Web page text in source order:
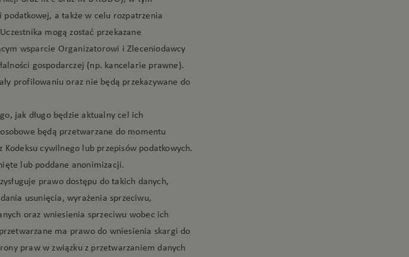
a także w celu rozpatrzenia
mogą zostać przekazane
wsparcie Organizatorowi i Zleceniodawcy
gospodarczej (np. kancelarie prawne).
profilowaniu oraz nie będą przekazywane do
jak długo będzie aktualny cel ich
będą przetwarzane do momentu
cywilnego lub przepisów podatkowych.
lub poddane anonimizacji.
prawo dostępu do takich danych,
usunięcia, wyrażenia sprzeciwu,
oraz wniesienia sprzeciwu wobec ich
ma prawo do wniesienia skargi do
praw w związku z przetwarzaniem danych